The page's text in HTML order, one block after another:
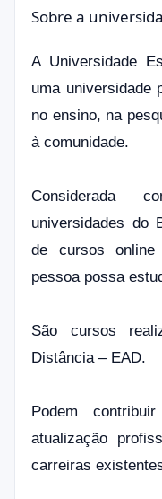
Sobre a
A Universidade
uma universidade
no ensino, na
à comunidade.
Considerada
universidades do
de cursos online
pessoa possa
São cursos
Distância – EAD.
Podem
atualização
carreiras